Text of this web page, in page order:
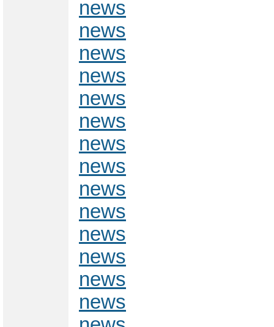
news
news
news
news
news
news
news
news
news
news
news
news
news
news